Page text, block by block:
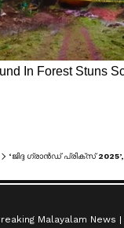
Malayalam News